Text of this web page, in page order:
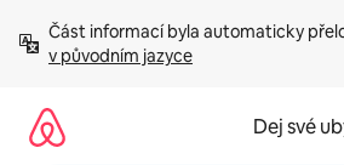
obsah
Část informací byla automaticky
v původním jazyce
Dej své